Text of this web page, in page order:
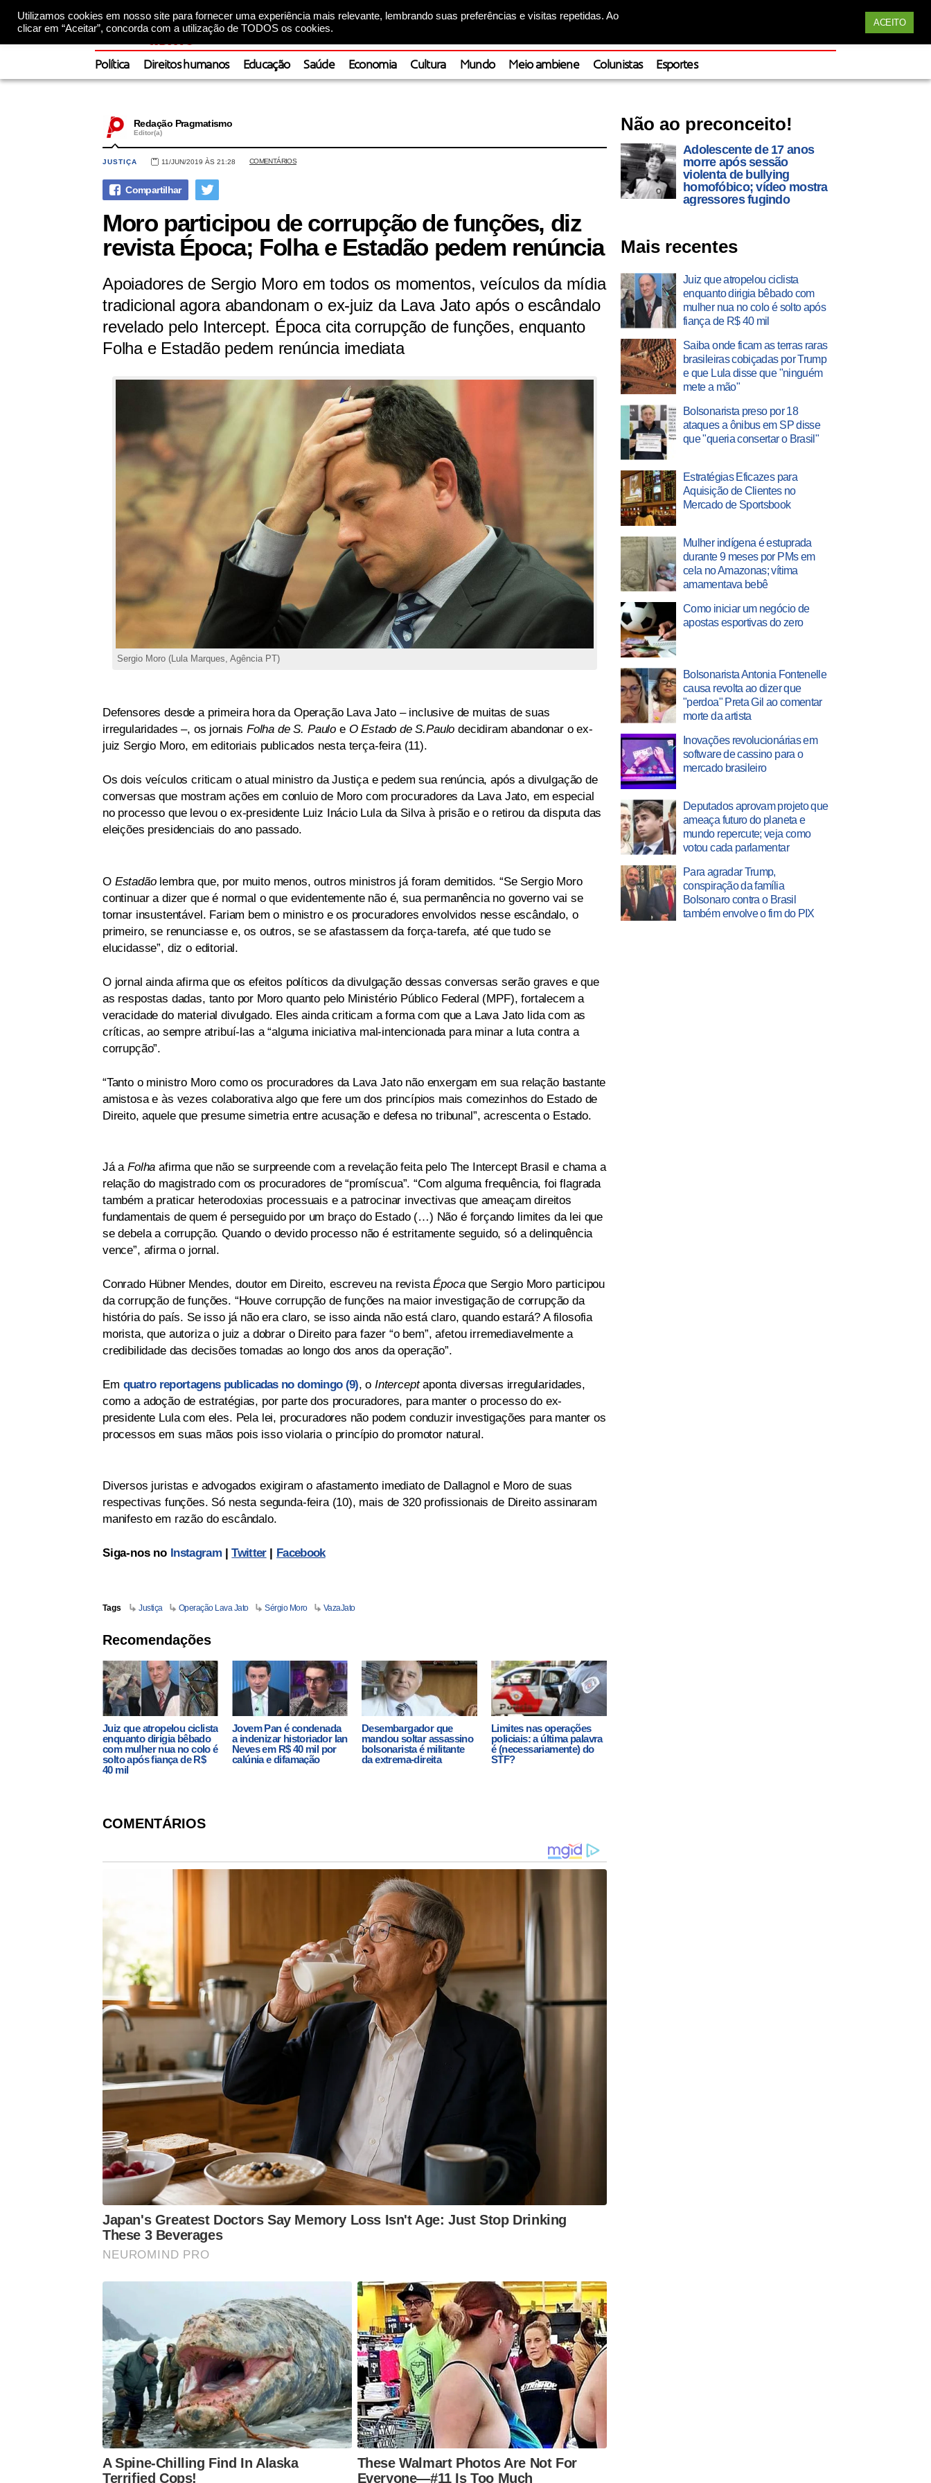
Utilizamos cookies em nosso site para fornecer uma experiência mais relevante, lembrando suas preferências e visitas repetidas. Ao
clicar em “Aceitar”, concorda com a utilização de TODOS os cookies.
ACEITO
Política Direitos humanos Educação Saúde Economia Cultura Mundo Meio ambiene Colunistas Esportes
Redação Pragmatismo
Editor(a)
JUSTIÇA 11/JUN/2019 ÀS 21:28 COMENTÁRIOS
Moro participou de corrupção de funções, diz
revista Época; Folha e Estadão pedem renúncia
Apoiadores de Sergio Moro em todos os momentos, veículos da mídia
tradicional agora abandonam o ex-juiz da Lava Jato após o escândalo
revelado pelo Intercept. Época cita corrupção de funções, enquanto
Folha e Estadão pedem renúncia imediata
Sergio Moro (Lula Marques, Agência PT)
Defensores desde a primeira hora da Operação Lava Jato – inclusive de muitas de suas
irregularidades –, os jornais Folha de S. Paulo e O Estado de S.Paulo decidiram abandonar o ex-
juiz Sergio Moro, em editoriais publicados nesta terça-feira (11).
Os dois veículos criticam o atual ministro da Justiça e pedem sua renúncia, após a divulgação de
conversas que mostram ações em conluio de Moro com procuradores da Lava Jato, em especial
no processo que levou o ex-presidente Luiz Inácio Lula da Silva à prisão e o retirou da disputa das
eleições presidenciais do ano passado.
O Estadão lembra que, por muito menos, outros ministros já foram demitidos. “Se Sergio Moro
continuar a dizer que é normal o que evidentemente não é, sua permanência no governo vai se
tornar insustentável. Fariam bem o ministro e os procuradores envolvidos nesse escândalo, o
primeiro, se renunciasse e, os outros, se se afastassem da força-tarefa, até que tudo se
elucidasse”, diz o editorial.
O jornal ainda afirma que os efeitos políticos da divulgação dessas conversas serão graves e que
as respostas dadas, tanto por Moro quanto pelo Ministério Público Federal (MPF), fortalecem a
veracidade do material divulgado. Eles ainda criticam a forma com que a Lava Jato lida com as
críticas, ao sempre atribuí-las a “alguma iniciativa mal-intencionada para minar a luta contra a
corrupção”.
“Tanto o ministro Moro como os procuradores da Lava Jato não enxergam em sua relação bastante
amistosa e às vezes colaborativa algo que fere um dos princípios mais comezinhos do Estado de
Direito, aquele que presume simetria entre acusação e defesa no tribunal”, acrescenta o Estado.
Já aFolhaafirma que não se surpreende com a revelação feita pelo The Intercept Brasil e chama a
relação do magistrado com os procuradores de “promíscua”. “Com alguma frequência, foi flagrada
também a praticar heterodoxias processuais e a patrocinar invectivas que ameaçam direitos
fundamentais de quem é perseguido por um braço do Estado (…) Não é forçando limites da lei que
se debela a corrupção. Quando o devido processo não é estritamente seguido, só a delinquência
vence”, afirma o jornal.
Conrado Hübner Mendes, doutor em Direito, escreveu na revistaÉpocaque Sergio Moro participou
da corrupção de funções. “Houve corrupção de funções na maior investigação de corrupção da
história do país. Se isso já não era claro, se isso ainda não está claro, quando estará? A filosofia
morista, que autoriza o juiz a dobrar o Direito para fazer “o bem”, afetou irremediavelmente a
credibilidade das decisões tomadas ao longo dos anos da operação”.
Em quatro reportagens publicadas no domingo (9), o Interceptaponta diversas irregularidades,
como a adoção de estratégias, por parte dos procuradores, para manter o processo do ex-
presidente Lula com eles. Pela lei, procuradores não podem conduzir investigações para manter os
processos em suas mãos pois isso violaria o princípio do promotor natural.
Diversos juristas e advogados exigiram o afastamento imediato de Dallagnol e Moro de suas
respectivas funções. Só nesta segunda-feira (10), mais de 320 profissionais de Direito assinaram
manifesto em razão do escândalo.
Siga-nos no Instagram|Twitter| Facebook
Tags Justiça Operação Lava Jato Sérgio Moro VazaJato
Recomendações
Juiz que atropelou ciclista
enquanto dirigia bêbado
com mulher nua no colo é
solto após fiança de R$
40 mil
Jovem Pan é condenada
a indenizar historiador Ian
Neves em R$ 40 mil por
calúnia e difamação
Desembargador que
mandou soltar assassino
bolsonarista é militante
da extrema-direita
Limites nas operações
policiais: a última palavra
é (necessariamente) do
STF?
COMENTÁRIOS
Não ao preconceito!
Adolescente de 17 anos
morre após sessão
violenta de bullying
homofóbico; vídeo mostra
agressores fugindo
Mais recentes
Juiz que atropelou ciclista
enquanto dirigia bêbado com
mulher nua no colo é solto após
fiança de R$ 40 mil
Saiba onde ficam as terras raras
brasileiras cobiçadas por Trump
e que Lula disse que "ninguém
mete a mão"
Bolsonarista preso por 18
ataques a ônibus em SP disse
que "queria consertar o Brasil"
Estratégias Eficazes para
Aquisição de Clientes no
Mercado de Sportsbook
Mulher indígena é estuprada
durante 9 meses por PMs em
cela no Amazonas; vítima
amamentava bebê
Como iniciar um negócio de
apostas esportivas do zero
Bolsonarista Antonia Fontenelle
causa revolta ao dizer que
"perdoa" Preta Gil ao comentar
morte da artista
Inovações revolucionárias em
software de cassino para o
mercado brasileiro
Deputados aprovam projeto que
ameaça futuro do planeta e
mundo repercute; veja como
votou cada parlamentar
Para agradar Trump,
conspiração da família
Bolsonaro contra o Brasil
também envolve o fim do PIX